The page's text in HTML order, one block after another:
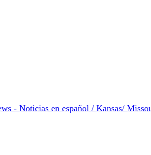
- Noticias en español / Kansas/